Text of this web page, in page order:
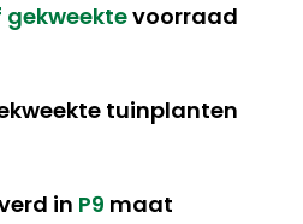
gekweektevoorraad
tuinplanten
in P9 maat